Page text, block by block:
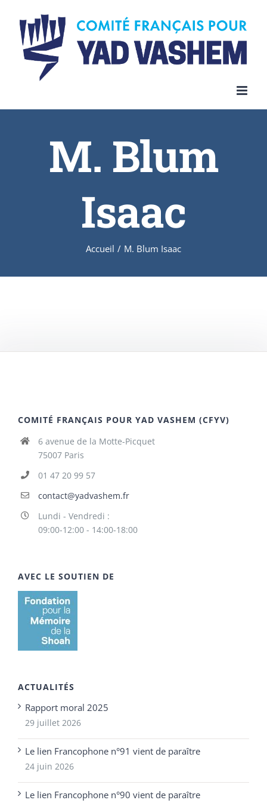
content
M. Blum
Isaac
Accueil / M. Blum Isaac
COMITÉ FRANÇAIS POUR YAD VASHEM (CFYV)
6 avenue de la Motte-Picquet
75007 Paris
01 47 20 99 57
contact@yadvashem.fr
Lundi - Vendredi :
09:00-12:00 - 14:00-18:00
AVEC LE SOUTIEN DE
ACTUALITÉS
Rapport moral 2025
29 juillet 2026
Le lien Francophone n°91 vient de paraître
24 juin 2026
Le lien Francophone n°90 vient de paraître